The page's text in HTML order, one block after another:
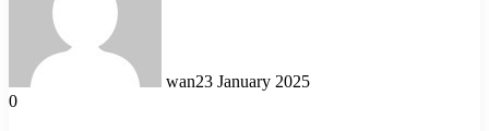
wan23 January 2025
0